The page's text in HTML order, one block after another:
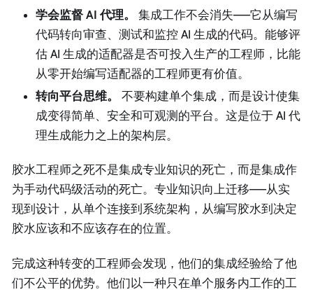
学会监督 AI 代理。
集成工作不会消失——它从编写
代码转向审查、测试和监控 AI 生成的代码。能够评
估 AI 生成的适配器是否可投入生产的工程师，比能
从零开始编写适配器的工程师更有价值。
转向平台思维。
不要构建单个集成，而是设计使集
成变得简单、安全和可观测的平台。这是位于 AI 代
理生成能力之上的架构层。
胶水工程师之死不是集成专业知识的死亡，而是集成作
为手动代码级活动的死亡。专业知识向上迁移——从实
现到设计，从单个连接到系统架构，从编写胶水到决定
胶水应该和不应该存在的位置。
完成这种转变的工程师会发现，他们的集成经验给了他
们不公平的优势。他们以一种只在单个服务内工作的工